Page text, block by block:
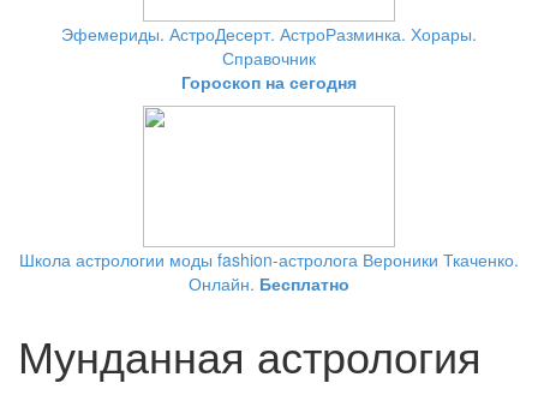
Эфемериды. АстроДесерт. АстроРазминка. Хорары.
Справочник
Гороскоп на сегодня
Школа астрологии моды fashion-астролога Вероники Ткаченко.
Онлайн. Бесплатно
Мунданная астрология